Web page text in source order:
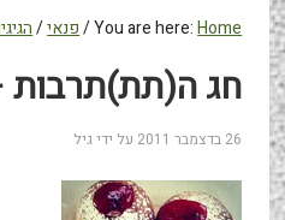
You are here:Home
/פנאי/
חג ה(תת)תרבות
26 בדצמבר 2011 על ידיגיל